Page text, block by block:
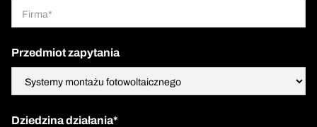
Przedmiot zapytania
Dziedzina działania*